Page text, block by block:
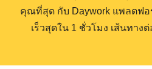
คุณที่สุด กับ Daywork แพลตฟ
เร็วสุดใน 1 ชั่วโมง เส้นทา